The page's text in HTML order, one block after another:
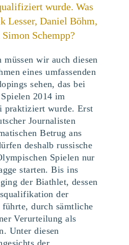
wurde. Was
Lesser, Daniel Böhm,
Schempp?
wir auch diesen
eines umfassenden
sehen, das bei
2014 im
praktiziert wurde. Erst
Journalisten
Betrug ans
deshalb russische
Spielen nur
starten. Bis ins
der Biathlet, dessen
der
durch sämtliche
Verurteilung als
Unter diesen
der